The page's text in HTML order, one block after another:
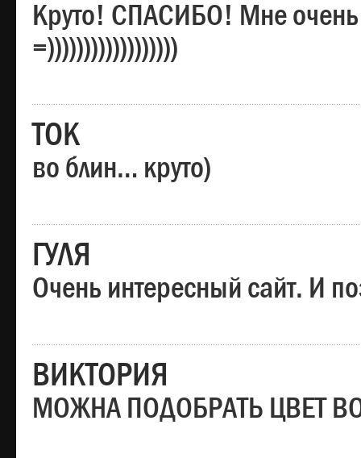
Круто! СПАСИБО! Мне
=))))))))))))))))))
ТОК
во блин… круто)
ГУЛЯ
Очень интересный сайт. И
ВИКТОРИЯ
МОЖНА ПОДОБРАТЬ ЦВЕТ